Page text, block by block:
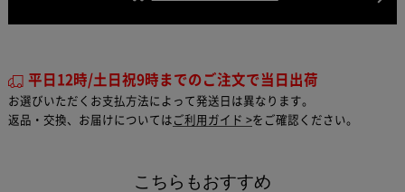
平日12時/土日祝9時までのご注文で当日出荷
お選びいただくお支払方法によって発送日は異なります。
返品・交換、お届けについては ご利用ガイド >をご確認ください。
こちらもおすすめ